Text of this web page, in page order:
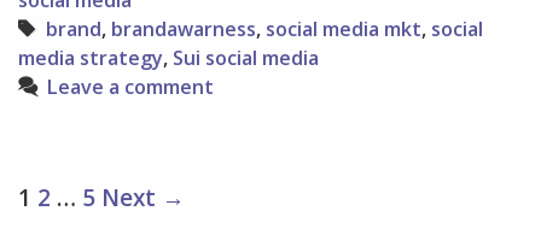
i
brand
Tags
brand, brandawarness, social media mkt, social
media strategy, Sui social media
Leave a comment
Post
1 2 … 5 Next →